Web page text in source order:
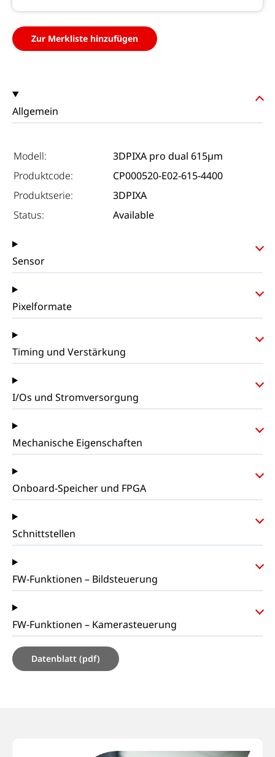
Allgemein
Modell:
3DPIXA pro dual 615µm
Produktcode:
CP000520-E02-615-4400
Produktserie:
3DPIXA
Status:
Available
Sensor
Pixelformate
Timing und Verstärkung
I/Os und Stromversorgung
Mechanische Eigenschaften
Onboard-Speicher und FPGA
Schnittstellen
FW-Funktionen – Bildsteuerung
FW-Funktionen – Kamerasteuerung
Datenblatt (pdf)
Zur Merkliste hinzufügen